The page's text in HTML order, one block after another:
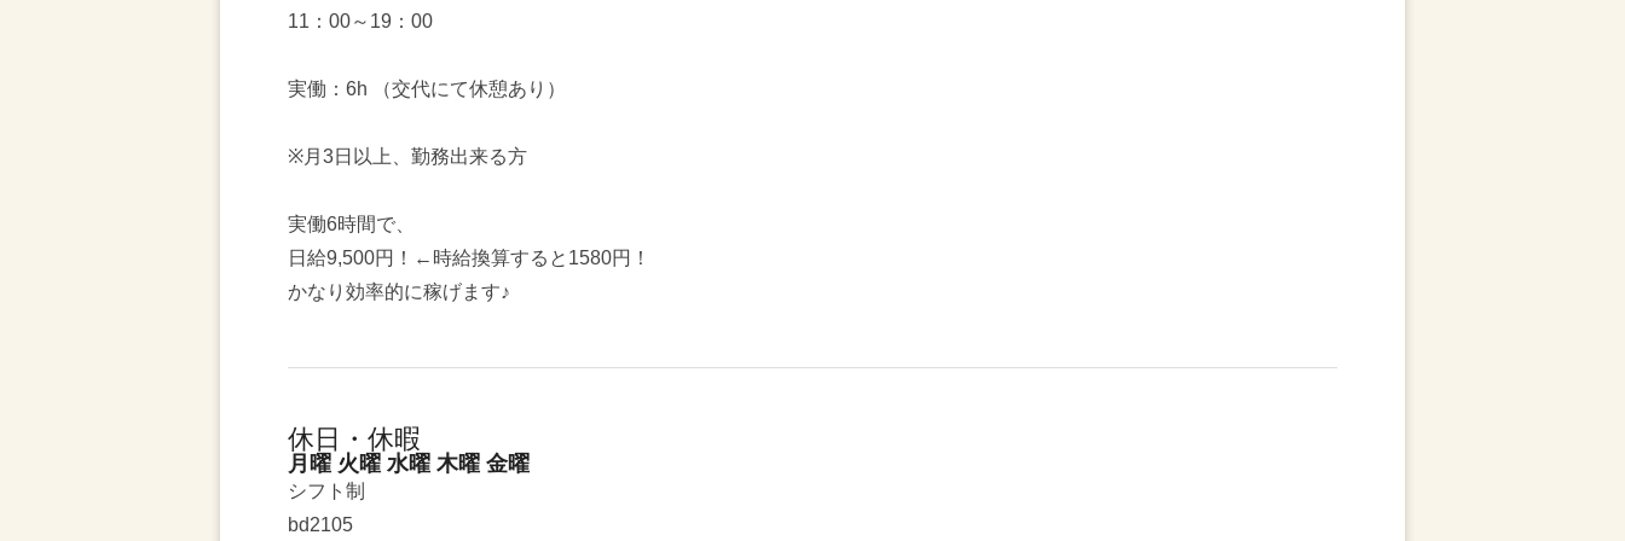
11：00～19：00
実働：6h （交代にて休憩あり）
※月3日以上、勤務出来る方
実働6時間で、
日給9,500円！←時給換算すると1580円！
かなり効率的に稼げます♪
休日・休暇
月曜 火曜 水曜 木曜 金曜
シフト制
bd2105